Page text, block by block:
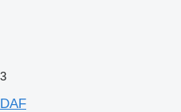
3
DAF